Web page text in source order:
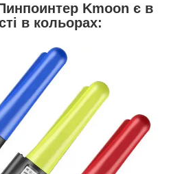
Kmoon є в
в кольорах: